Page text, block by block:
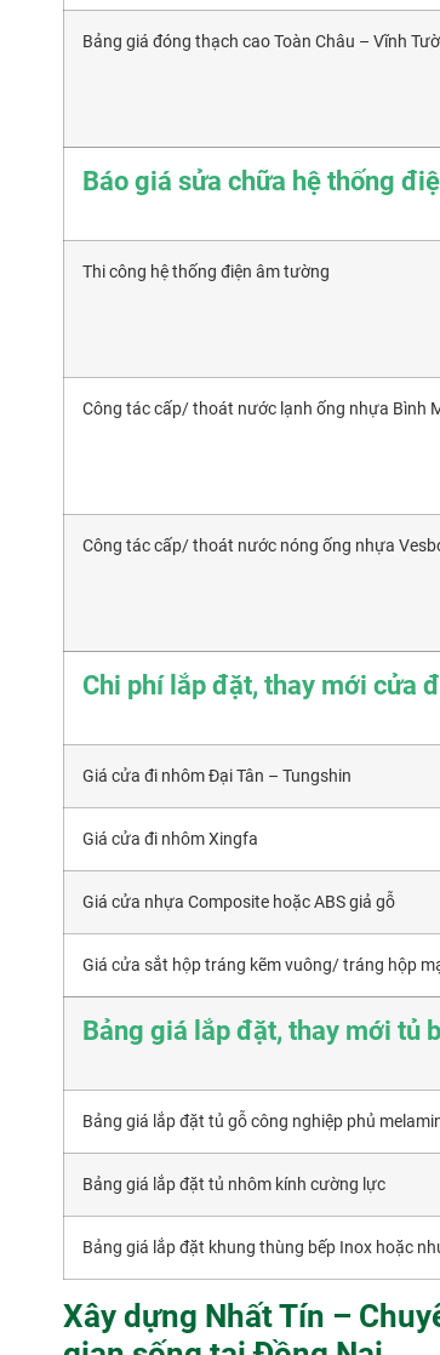
Bảng giá đóng thạch cao Toàn Châu – Vĩnh
Báo giá sửa chữa hệ thống
Thi công hệ thống điện âm tường
Công tác cấp/ thoát nước lạnh ống nhựa Bình
Công tác cấp/ thoát nước nóng ống nhựa
Chi phí lắp đặt, thay mới cửa
Giá cửa đi nhôm Đại Tân – Tungshin
Giá cửa đi nhôm Xingfa
Giá cửa nhựa Composite hoặc ABS giả gỗ
Giá cửa sắt hộp tráng kẽm vuông/ tráng hộp
Bảng giá lắp đặt, thay mới tủ
Bảng giá lắp đặt tủ gỗ công nghiệp phủ
Bảng giá lắp đặt tủ nhôm kính cường lực
Bảng giá lắp đặt khung thùng bếp Inox hoặc
Xây dựng Nhất Tín –